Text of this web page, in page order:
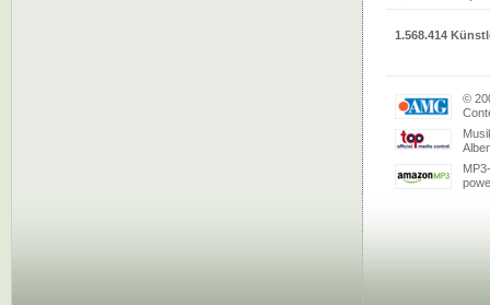
1.568.414
©